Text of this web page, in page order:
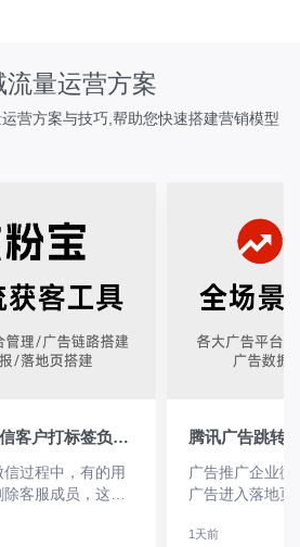
流量运营方案
营方案与技巧,帮助您快速搭建营销模型
腾讯广告跳转企业微信客户打标签负向回传怎么设置？
过程中，有的用
客服成员，这种
将这种无效低质
广告推广企业
广告进入落地
留存客户转化
1天前